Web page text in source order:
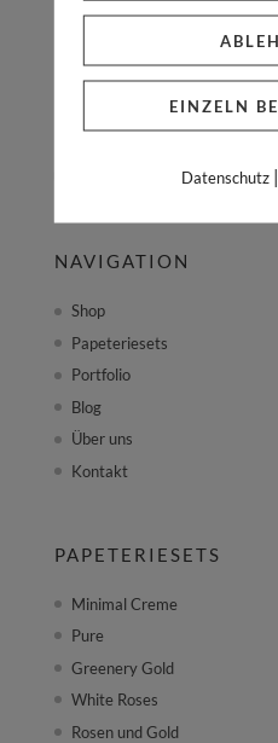
Hochzeitspapeterie,
Hand. Wir erstellen Euch Euer
Konzept, damit Ihr Zeit sparen
zusammen passt. Wir freuen
NAVIGATION
Shop
Papeteriesets
Portfolio
Blog
Über uns
Kontakt
PAPETERIESETS
Minimal Creme
Pure
Greenery Gold
White Roses
Rosen und Gold
EINZELN
Datenschutz|